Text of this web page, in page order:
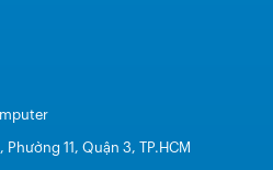
11, Quận 3, TP.HCM